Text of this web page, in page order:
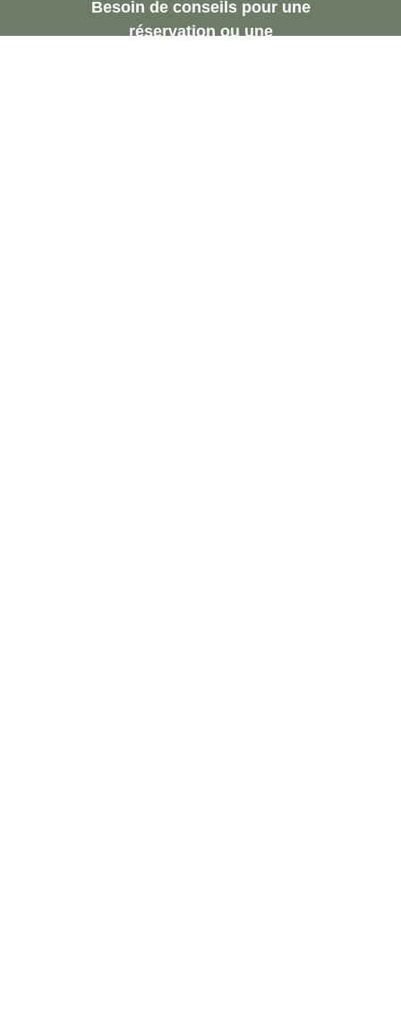
Besoin de conseils pour une
réservation ou une